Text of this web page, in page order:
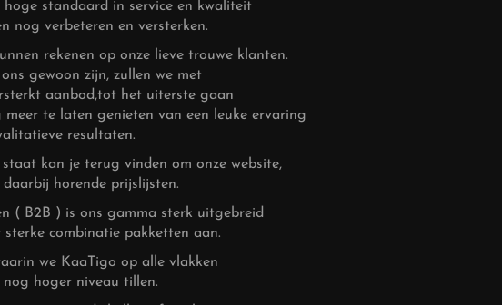
hoge standaard in service en kwaliteit
nog verbeteren en versterken.
rekenen op onze lieve trouwe klanten.
gewoon zijn, zullen we met
aanbod,tot het uiterste gaan
te laten genieten van een leuke ervaring
resultaten.
kan je terug vinden om onze website,
horende prijslijsten.
( B2B ) is ons gamma sterk uitgebreid
sterke combinatie pakketten aan.
we KaaTigo op alle vlakken
nog hoger niveau tillen.